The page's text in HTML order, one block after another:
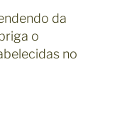
da
o
no